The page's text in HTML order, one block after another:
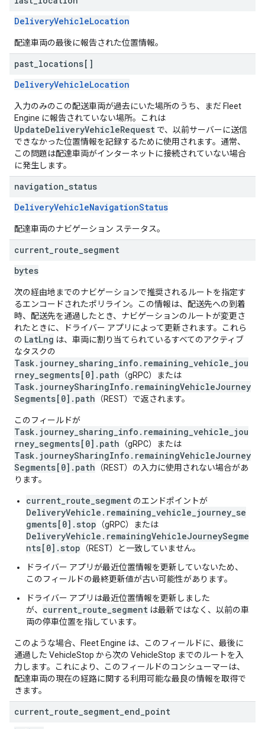
DeliveryVehicleLocation
配達車両の最後に報告された位置情報。
past locations[]
DeliveryVehicleLocation
入力のみのこの配送車両が過去にいた場所のうち、まだ Fleet
Engine に報告されていない場所。これは
UpdateDeliveryVehicleRequest で、以前サーバーに送信
できなかった位置情報を記録するために使用されます。通常、
この問題は配達車両がインターネットに接続されていない場合
に発生します。
navigation status
DeliveryVehicleNavigationStatus
配達車両のナビゲーション ステータス。
current route segment
bytes
次の経由地までのナビゲーションで推奨されるルートを指定す
るエンコードされたポリライン。この情報は、配送先への到着
時、配送先を通過したとき、ナビゲーションのルートが変更さ
れたときに、ドライバー アプリによって更新されます。これら
の LatLng は、車両に割り当てられているすべてのアクティブ
なタスクの
Task.journey_sharing_info.remaining_vehicle_jou
rney_segments[0].path （gRPC）または
Task.journeySharingInfo.remainingVehicleJourney
Segments[0].path （REST）で返されます。
このフィールドが
Task.journey_sharing_info.remaining_vehicle_jou
rney_segments[0].path （gRPC）または
Task.journeySharingInfo.remainingVehicleJourney
Segments[0].path （REST）の入力に使用されない場合があ
ります。
current_route_segment のエンドポイントが
DeliveryVehicle.remaining_vehicle_journey_se
gments[0].stop （gRPC）または
DeliveryVehicle.remainingVehicleJourneySegme
nts[0].stop （REST）と一致していません。
ドライバー アプリが最近位置情報を更新していないため、
このフィールドの最終更新値が古い可能性があります。
ドライバー アプリは最近位置情報を更新しました
が、 current_route_segment は最新ではなく、以前の車
両の停車位置を指しています。
このような場合、Fleet Engine は、このフィールドに、最後に
通過した VehicleStop から次の VehicleStop までのルートを入
力します。これにより、このフィールドのコンシューマーは、
配達車両の現在の経路に関する利用可能な最良の情報を取得で
きます。
current route segment end point